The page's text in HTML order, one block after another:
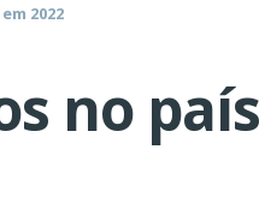
2022
no país